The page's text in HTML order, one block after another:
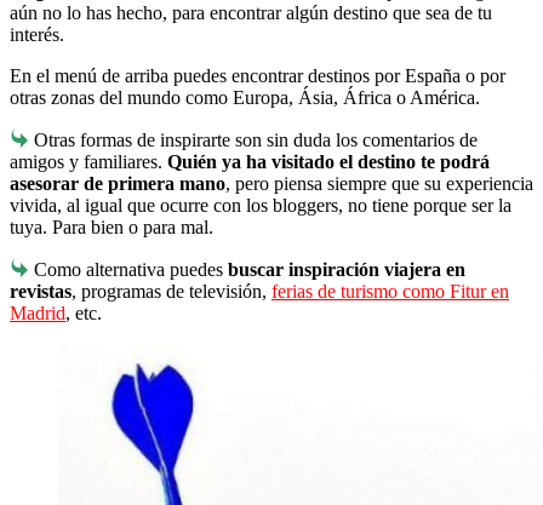
aún no lo has hecho, para encontrar algún destino que sea de tu
interés.
En el menú de arriba puedes encontrar destinos por España o por
otras zonas del mundo como Europa, Ásia, África o América.
Otras formas de inspirarte son sin duda los comentarios de
amigos y familiares. Quién ya ha visitado el destino te podrá
asesorar de primera mano, pero piensa siempre que su experiencia
vivida, al igual que ocurre con los bloggers, no tiene porque ser la
tuya. Para bien o para mal.
Como alternativa puedes buscar inspiración viajera en
revistas, programas de televisión, ferias de turismo como Fitur en
Madrid, etc.